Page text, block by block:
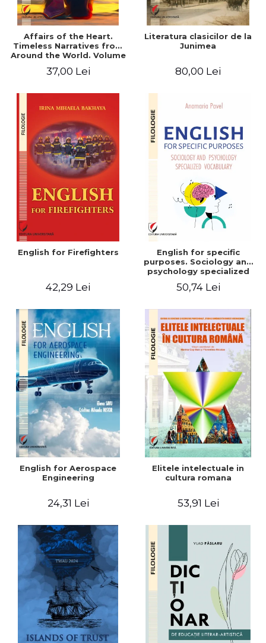
Affairs of the Heart.
Timeless Narratives from
Around the World. Volume
37,00 Lei
Literatura clasicilor de la
Junimea
80,00 Lei
English for Firefighters
42,29 Lei
English for specific
purposes. Sociology and
psychology specialized
50,74 Lei
English for Aerospace
Engineering
24,31 Lei
Elitele intelectuale in
cultura romana
53,91 Lei